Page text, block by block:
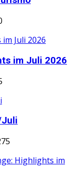
im Juli 2026
Juli